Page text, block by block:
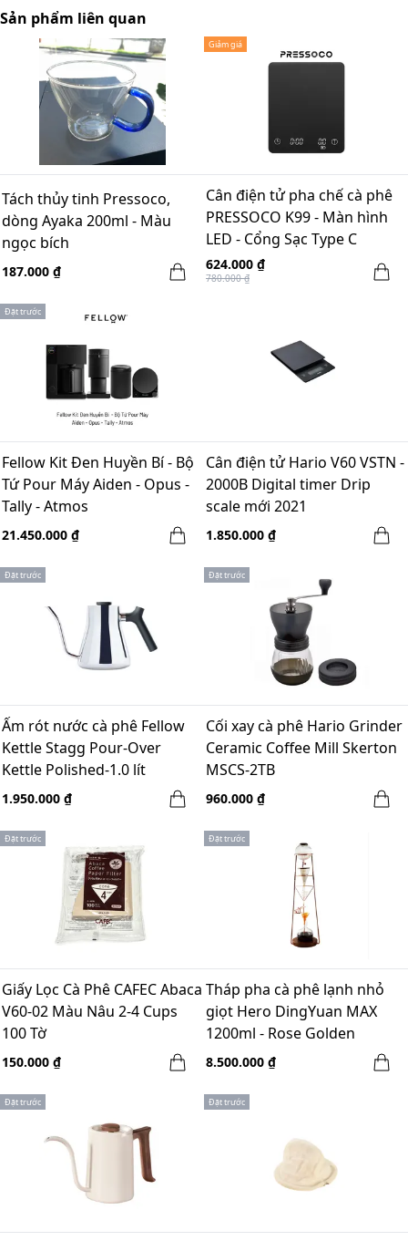
Sản phẩm liên quan
Tách thủy tinh Pressoco,
dòng Ayaka 200ml - Màu
ngọc bích
187.000 ₫
Giảm giá
Cân điện tử pha chế cà phê
PRESSOCO K99 - Màn hình
LED - Cổng Sạc Type C
624.000 ₫
780.000 ₫
Đặt trước
Fellow Kit Đen Huyền Bí - Bộ
Tứ Pour Máy Aiden - Opus -
Tally - Atmos
21.450.000 ₫
Cân điện tử Hario V60 VSTN -
2000B Digital timer Drip
scale mới 2021
1.850.000 ₫
Đặt trước
Ấm rót nước cà phê Fellow
Kettle Stagg Pour-Over
Kettle Polished-1.0 lít
1.950.000 ₫
Đặt trước
Cối xay cà phê Hario Grinder
Ceramic Coffee Mill Skerton
MSCS-2TB
960.000 ₫
Đặt trước
Giấy Lọc Cà Phê CAFEC Abaca
V60-02 Màu Nâu 2-4 Cups
100 Tờ
150.000 ₫
Đặt trước
Tháp pha cà phê lạnh nhỏ
giọt Hero DingYuan MAX
1200ml - Rose Golden
8.500.000 ₫
Đặt trước Đặt trước